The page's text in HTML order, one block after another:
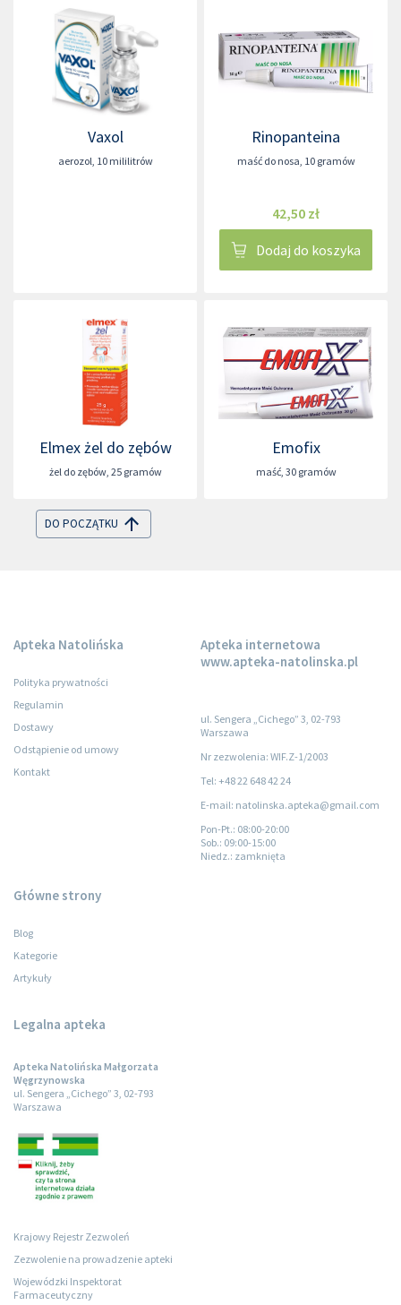
Vaxol
aerozol, 10 mililitrów
Rinopanteina
maść do nosa, 10 gramów
42,50 zł
Dodaj do koszyka
Elmex żel do zębów
żel do zębów, 25 gramów
Emofix
maść, 30 gramów
DO POCZĄTKU
Apteka Natolińska
Polityka prywatności
Regulamin
Dostawy
Odstąpienie od umowy
Kontakt
Apteka internetowa
www.apteka-natolinska.pl
ul. Sengera „Cichego” 3, 02-793
Warszawa
Nr zezwolenia: WIF.Z-1/2003
Tel: +48 22 648 42 24
E-mail: natolinska.apteka@gmail.com
Pon-Pt.: 08:00-20:00
Sob.: 09:00-15:00
Niedz.: zamknięta
Główne strony
Blog
Kategorie
Artykuły
Legalna apteka
Apteka Natolińska Małgorzata
Węgrzynowska
ul. Sengera „Cichego” 3, 02-793
Warszawa
Krajowy Rejestr Zezwoleń
Zezwolenie na prowadzenie apteki
Wojewódzki Inspektorat
Farmaceutyczny